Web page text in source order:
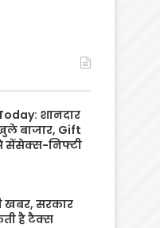
शानदार
बाजार, Gift
सेंसेक्स-निफ्टी
खबर, सरकार
है टैक्स